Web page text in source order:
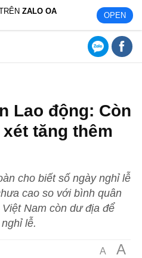
ZALO OA OPEN
Lao động: Còn
tăng thêm
cho biết số ngày nghỉ lễ
cao so với bình quân
Nam còn dư địa để
lễ.
A A